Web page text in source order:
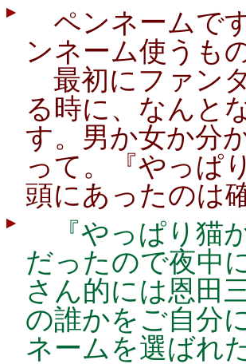
ペンネームで
ンネーム使うも
最初にファン
る時に、なんと
す。男か女か分
って。『やっぱ
頭にあったのは
『やっぱり猫
だったので夜中
さん的には恩田
の誰かをご自分
ネームを選ばれ